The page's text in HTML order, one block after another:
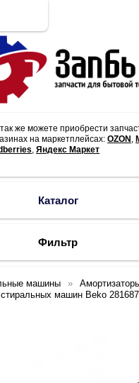
же можете приобрести
на маркетплейсах:OZON ,
,Яндекс Маркет
Каталог
Фильтр
машины
машин Beko